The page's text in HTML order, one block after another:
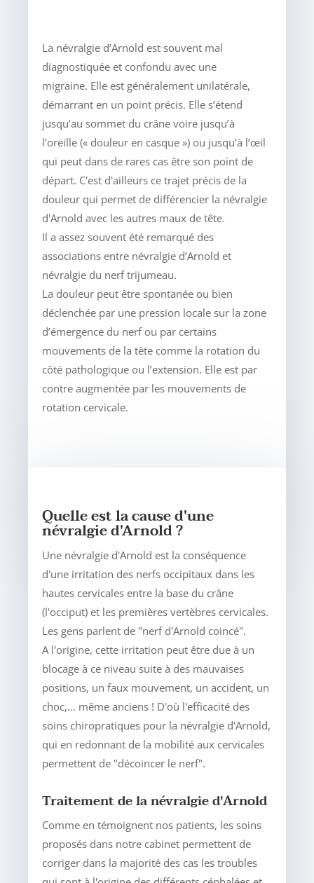
La névralgie d’Arnold est souvent mal
diagnostiquée et confondu avec une
migraine. Elle est généralement unilatérale,
démarrant en un point précis. Elle s’étend
jusqu’au sommet du crâne voire jusqu’à
l’oreille (« douleur en casque ») ou jusqu’à l’œil
qui peut dans de rares cas être son point de
départ. C'est d'ailleurs ce trajet précis de la
douleur qui permet de différencier la névralgie
d'Arnold avec les autres maux de tête.
Il a assez souvent été remarqué des
associations entre névralgie d’Arnold et
névralgie du nerf trijumeau.
La douleur peut être spontanée ou bien
déclenchée par une pression locale sur la zone
d’émergence du nerf ou par certains
mouvements de la tête comme la rotation du
côté pathologique ou l’extension. Elle est par
contre augmentée par les mouvements de
rotation cervicale.
Quelle est la cause d'une
névralgie d'Arnold ?
Une névralgie d'Arnold est la conséquence
d'une irritation des nerfs occipitaux dans les
hautes cervicales entre la base du crâne
(l'occiput) et les premières vertèbres cervicales.
Les gens parlent de "nerf d'Arnold coincé".
A l'origine, cette irritation peut être due à un
blocage à ce niveau suite à des mauvaises
positions, un faux mouvement, un accident, un
choc,... même anciens ! D'où l'efficacité des
soins chiropratiques pour la névralgie d'Arnold,
qui en redonnant de la mobilité aux cervicales
permettent de "décoincer le nerf".
Traitement de la névralgie d'Arnold
Comme en témoignent nos patients, les soins
proposés dans notre cabinet permettent de
corriger dans la majorité des cas les troubles